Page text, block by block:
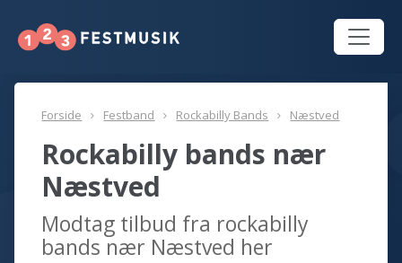
Forside Festband Rockabilly Bands Næstved
Rockabilly bands nær
Næstved
Modtag tilbud fra rockabilly
bands nær Næstved her